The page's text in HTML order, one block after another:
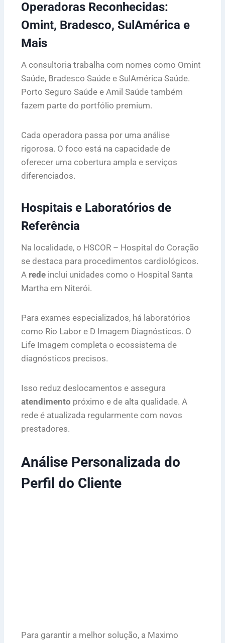
Operadoras Reconhecidas:
Omint, Bradesco, SulAmérica e
Mais
A consultoria trabalha com nomes como Omint
Saúde, Bradesco Saúde e SulAmérica Saúde.
Porto Seguro Saúde e Amil Saúde também
fazem parte do portfólio premium.
Cada operadora passa por uma análise
rigorosa. O foco está na capacidade de
oferecer uma cobertura ampla e serviços
diferenciados.
Hospitais e Laboratórios de
Referência
Na localidade, o HSCOR – Hospital do Coração
se destaca para procedimentos cardiológicos.
A rede inclui unidades como o Hospital Santa
Martha em Niterói.
Para exames especializados, há laboratórios
como Rio Labor e D Imagem Diagnósticos. O
Life Imagem completa o ecossistema de
diagnósticos precisos.
Isso reduz deslocamentos e assegura
atendimento próximo e de alta qualidade. A
rede é atualizada regularmente com novos
prestadores.
Análise Personalizada do
Perfil do Cliente
Para garantir a melhor solução, a Maximo